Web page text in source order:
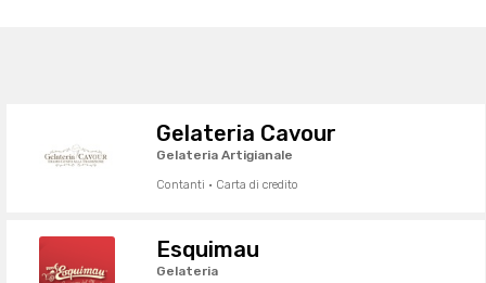
Gelateria Cavour
Gelateria Artigianale
Contanti · Carta di credito
Esquimau
Gelateria